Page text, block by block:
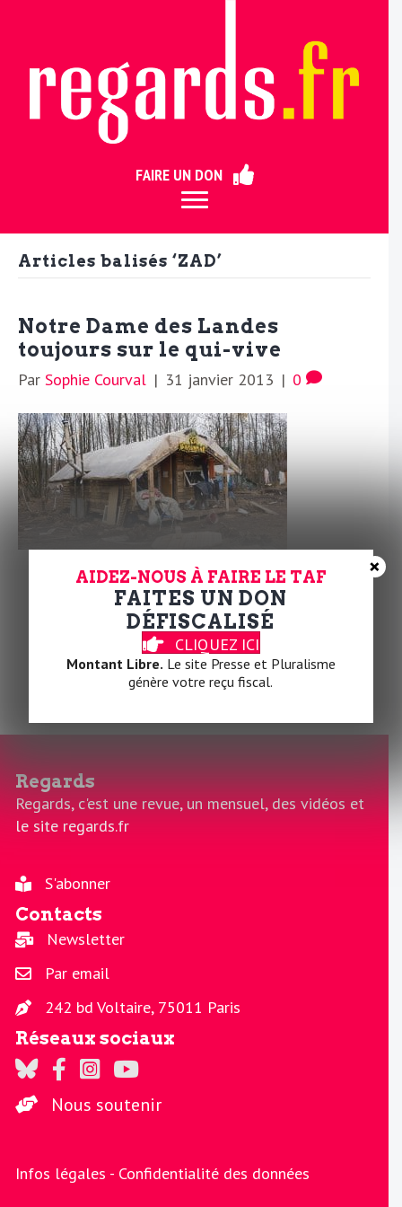
FAIRE UN DON
Articles balisés ‘ZAD’
Notre Dame des Landes
toujours sur le qui-vive
Par Sophie Courval | 31 janvier 2013 | 0
À la Une des médias pendant de nombreuses
semaines, les militants opposés au projet de
construction d’un aéroport sur le site de Notre des
Dames des Landes n’ont rien lâché.
Regards
Regards, c'est une revue, un mensuel, des vidéos et
le site regards.fr
S'abonner
Contacts
Newsletter
Par email
242 bd Voltaire, 75011 Paris
Réseaux sociaux
Regards sur Twitter
Regards sur Facebook
Regards sur Instagram
La chaine Regards sur Youtube
Nous soutenir
Infos légales - Confidentialité des données
AIDEZ-NOUS À FAIRE LE TAF
FAITES UN DON
DÉFISCALISÉ
CLIQUEZ ICI
Montant Libre. Le site Presse et Pluralisme
génère votre reçu fiscal.
×